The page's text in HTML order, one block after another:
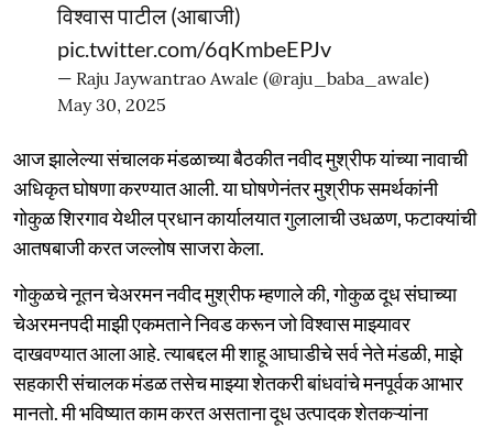
विश्वास पाटील (आबाजी)
pic.twitter.com/6qKmbeEPJv
— Raju Jaywantrao Awale (@raju_baba_awale)
May 30, 2025
आज झालेल्या संचालक मंडळाच्या बैठकीत नवीद मुश्रीफ यांच्या नावाची
अधिकृत घोषणा करण्यात आली. या घोषणेनंतर मुश्रीफ समर्थकांनी
गोकुळ शिरगाव येथील प्रधान कार्यालयात गुलालाची उधळण, फटाक्यांची
आतषबाजी करत जल्लोष साजरा केला.
गोकुळचे नूतन चेअरमन नवीद मुश्रीफ म्हणाले की, गोकुळ दूध संघाच्या
चेअरमनपदी माझी एकमताने निवड करून जो विश्वास माझ्यावर
दाखवण्यात आला आहे. त्याबद्दल मी शाहू आघाडीचे सर्व नेते मंडळी, माझे
सहकारी संचालक मंडळ तसेच माझ्या शेतकरी बांधवांचे मनपूर्वक आभार
मानतो. मी भविष्यात काम करत असताना दूध उत्पादक शेतकऱ्यांना